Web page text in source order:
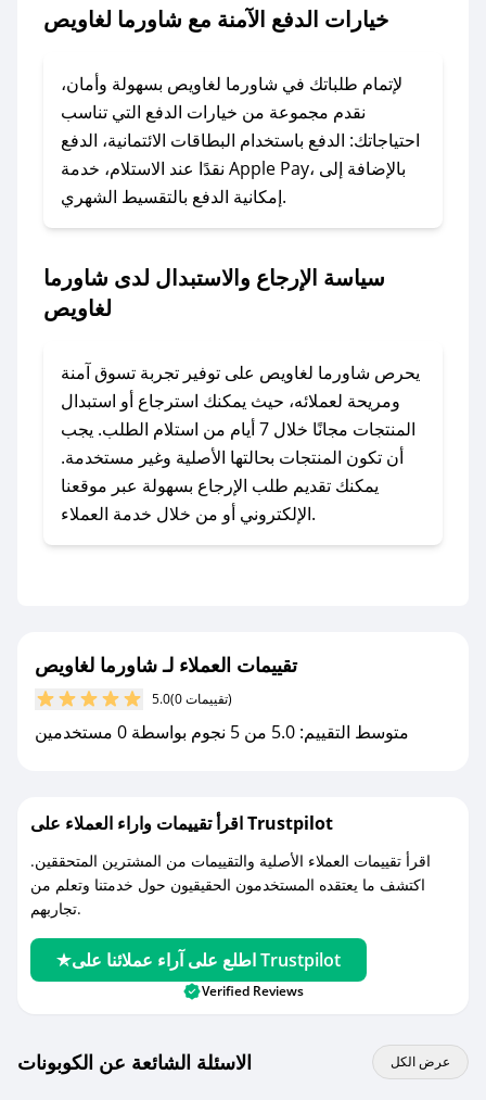
لا تقلق! يمكنك التواصل مع فريق دعم صحصح عبر
الرسائل الخاصة على تويتر أو البريد الإلكتروني،
وسنقوم بحل المشكلة في أسرع وقت ممكن.
### ماذا أفعل إذا لم أجد كود خصم لمتجري
المفضل؟
مراسلتنا مباشرة وسنعمل على توفير الكوبونات في
أسرع وقت ممكن.
### كيف تحصل على كوبونات خصم حصرية من
شاورما لغاويص؟
للحصول على كوبونات وخصومات حصرية، قم بما
يلي:
- اضغط على أيقونة متابعة لمتجر شاورما لغاويص
في تطبيق صحصح.
مع صحصح، تسوق بذكاء ووفّر على كل مشترياتك مع
خيارات الدفع الآمنة مع شاورما لغاويص
لإتمام طلباتك في شاورما لغاويص بسهولة وأمان،
نقدم مجموعة من خيارات الدفع التي تناسب
احتياجاتك: الدفع باستخدام البطاقات الائتمانية، الدفع
نقدًا عند الاستلام، خدمة Apple Pay، بالإضافة إلى
إمكانية الدفع بالتقسيط الشهري.
سياسة الإرجاع والاستبدال لدى شاورما
لغاويص
يحرص شاورما لغاويص على توفير تجربة تسوق آمنة
ومريحة لعملائه، حيث يمكنك استرجاع أو استبدال
المنتجات مجانًا خلال 7 أيام من استلام الطلب. يجب
أن تكون المنتجات بحالتها الأصلية وغير مستخدمة.
يمكنك تقديم طلب الإرجاع بسهولة عبر موقعنا
الإلكتروني أو من خلال خدمة العملاء.
تقييمات العملاء لـ شاورما لغاويص
5.0 (0 تقييمات)
متوسط التقييم: 5.0 من 5 نجوم بواسطة 0 مستخدمين
اقرأ تقييمات واراء العملاء على Trustpilot
اقرأ تقييمات العملاء الأصلية والتقييمات من المشترين المتحققين.
اكتشف ما يعتقده المستخدمون الحقيقيون حول خدمتنا وتعلم من
تجاربهم.
اطلع على آراء عملائنا على Trustpilot
Verified Reviews
الاسئلة الشائعة عن الكوبونات عرض الكل